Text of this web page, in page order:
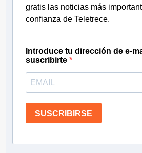
gratis las noticias más
confianza de Teletrece.
Introduce tu dirección de e-
suscribirte
SUSCRIBIRSE